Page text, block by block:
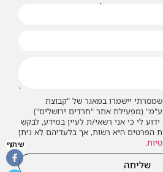
פנייה ונחזור אליכם בהקדם
יישמרו במאגר של "קבוצת
(מפעילת אתר "חרדים ירושלים")
ידוע לי כי אני רשאי/ת לעיין במידע, לבקש
הפרטים היא רשות, אך בלעדיהם לא ניתן
.
שליחה
שיתוף